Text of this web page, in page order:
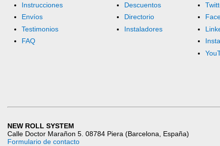
Instrucciones
Envíos
Testimonios
FAQ
Descuentos
Directorio
Instaladores
NEW ROLL SYSTEM
Calle Doctor Marañon 5. 08784 Piera (Barcelona, España)
Formulario de contacto